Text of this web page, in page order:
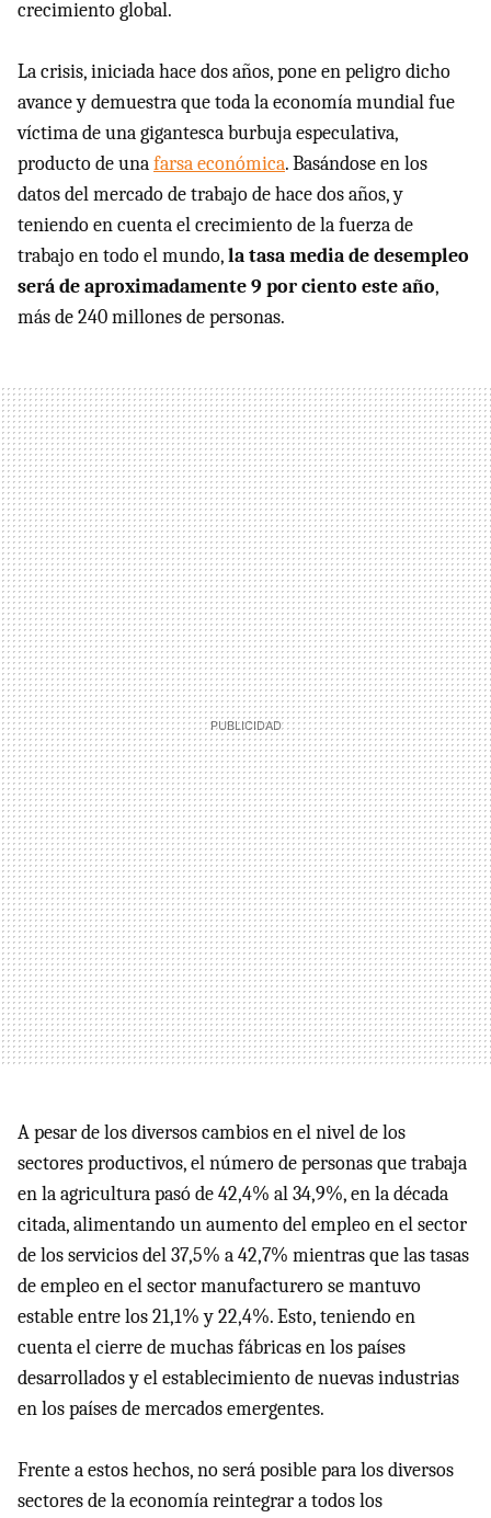
crecimiento global.
La crisis, iniciada hace dos años, pone en peligro dicho
avance y demuestra que toda la economía mundial fue
víctima de una gigantesca burbuja especulativa,
producto de unafarsa económica. Basándose en los
datos del mercado de trabajo de hace dos años, y
teniendo en cuenta el crecimiento de la fuerza de
trabajo en todo el mundo,la tasa media de desempleo
será de aproximadamente 9 por ciento este año,
más de 240 millones de personas.
A pesar de los diversos cambios en el nivel de los
sectores productivos, el número de personas que trabaja
en la agricultura pasó de 42,4% al 34,9%, en la década
citada, alimentando un aumento del empleo en el sector
de los servicios del 37,5% a 42,7% mientras que las tasas
de empleo en el sector manufacturero se mantuvo
estable entre los 21,1% y 22,4%. Esto, teniendo en
cuenta el cierre de muchas fábricas en los países
desarrollados y el establecimiento de nuevas industrias
en los países de mercados emergentes.
Frente a estos hechos, no será posible para los diversos
sectores de la economía reintegrar a todos los